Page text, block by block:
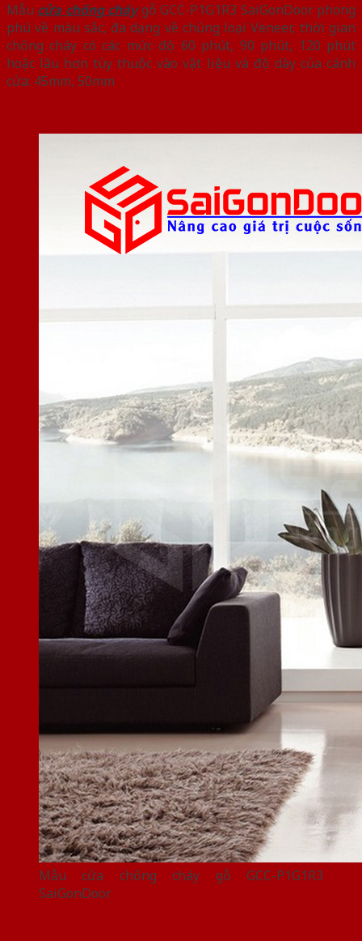
Mẫu cửa chống cháygỗ GCC-P1G1R3 SaiGonDoor phong
phú về màu sắc, đa dạng về chủng loại Veneer, thời gian
chống cháy có các mức độ 60 phút, 90 phút, 120 phút
hoặc lâu hơn tùy thuộc vào vật liệu và độ dày của cánh
cửa: 45mm, 50mm
Mẫu cửa chống cháy gỗ GCC-P1G1R3
SaiGonDoor